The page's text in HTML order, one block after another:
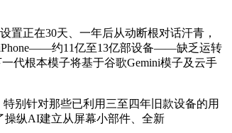
正在30天、一年后从动断根对话汗青，
iPhone——约11亿至13亿部设备——缺乏运转
代根本模子将基于谷歌Gemini模子及云手
别针对那些已利用三至四年旧款设备的用
操纵AI建立从屏幕小部件、全新